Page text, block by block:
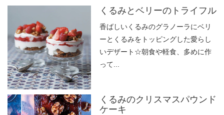
くるみとベリーのトライフル
香ばしいくるみのグラノーラにベリ
ーとくるみをトッピングした愛らし
いデザート☆朝食や軽食、多めに作
って...
くるみのクリスマスパウンド
ケーキ